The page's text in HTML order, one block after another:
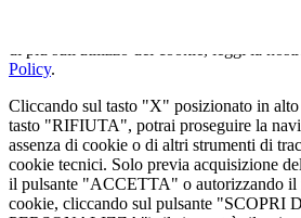
Policy.
Cliccando sul tasto "X" posizionato in alto
tasto "RIFIUTA", potrai proseguire la
assenza di cookie o di altri strumenti di
cookie tecnici. Solo previa acquisizione
il pulsante "ACCETTA" o autorizzando il
cookie, cliccando sul pulsante "SCOPRI